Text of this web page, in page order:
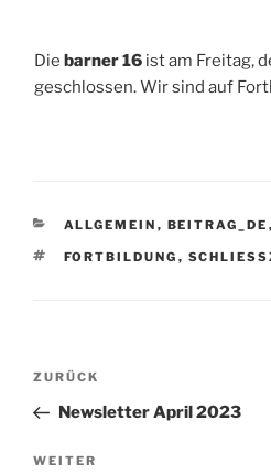
Die barner 16 ist am Freitag,
geschlossen. Wir sind auf
KATEGORIEN
ALLGEMEIN , BEITRAG_DE ,
SCHLAGWÖRTER
FORTBILDUNG ,
Beitragsnavigation
Vorheriger
Beitrag
ZURÜCK
Newsletter April 2023
Nächster
WEITER